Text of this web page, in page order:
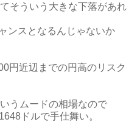
そういう大きな下落があれ
ンスとなるんじゃないか
円近辺までの円高のリスク
うムードの相場なので
ドルで手仕舞い。